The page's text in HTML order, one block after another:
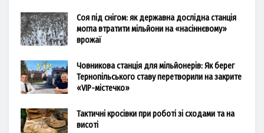
Соя під снігом: як державна дослідна станція
могла втратити мільйони на «насіннєвому»
врожаї
Човникова станція для мільйонерів: Як берег
Тернопільського ставу перетворили на закрите
«VIP-містечко»
Тактичні кросівки при роботі зі сходами та на
висоті